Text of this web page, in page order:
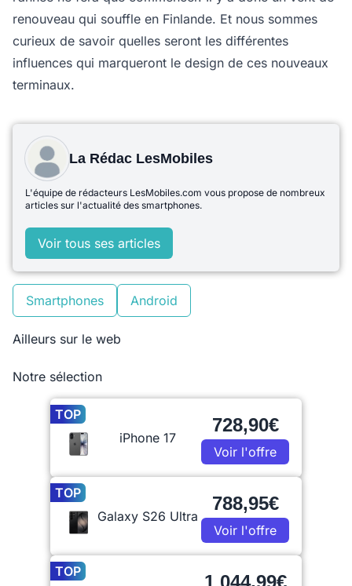
renouveau qui souffle en Finlande. Et nous sommes
curieux de savoir quelles seront les différentes
influences qui marqueront le design de ces nouveaux
terminaux.
La Rédac LesMobiles
L'équipe de rédacteurs LesMobiles.com vous propose de nombreux
articles sur l'actualité des smartphones.
Voir tous ses articles
Smartphones Android
Ailleurs sur le web
Notre sélection
TOP
iPhone 17
728,90€
Voir l'offre
TOP
Galaxy S26 Ultra
788,95€
Voir l'offre
TOP 1 044,99€